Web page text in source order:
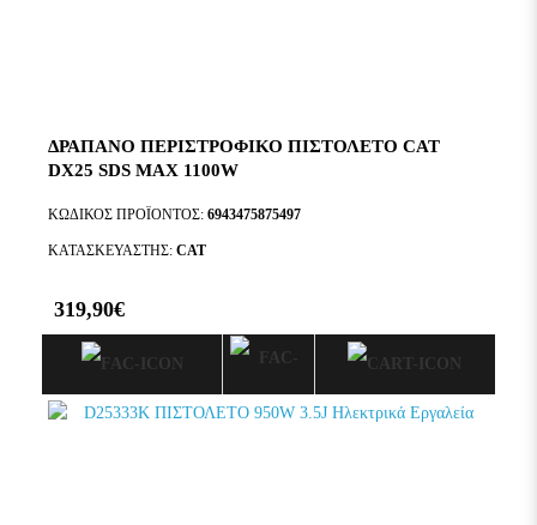
ΔΡΑΠΑΝΟ ΠΕΡΙΣΤΡΟΦΙΚΟ ΠΙΣΤΟΛΕΤΟ CAT
DX25 SDS MAX 1100W
ΚΩΔΙΚΌΣ ΠΡΟΪΌΝΤΟΣ: 6943475875497
ΚΑΤΑΣΚΕΥΑΣΤΉΣ: CAT
319,90€